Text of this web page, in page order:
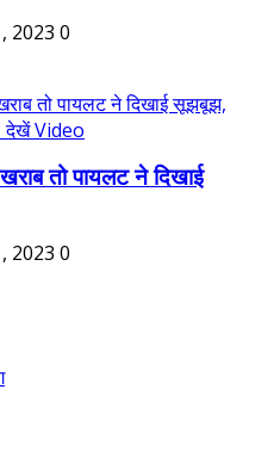
2023 0
तो पायलट ने दिखाई
2023 0